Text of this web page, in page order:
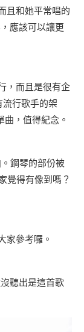
且和她平常唱的
應該可以讓更
，而且是很有企
行歌手的架
，值得紀念。
鋼琴的部份被
覺得有像到嗎？
家參考囉。
聽出是這首歌